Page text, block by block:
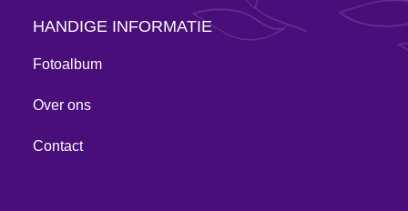
HANDIGE INFORMATIE
Fotoalbum
Over ons
Contact